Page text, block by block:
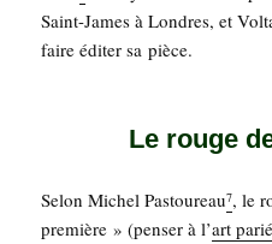
Saint-James à Londres, et
faire édi­ter sa pièce.
Le rouge
Selon Michel Pas­tou­reau7, le
pre­mière » (pen­ser à l’art